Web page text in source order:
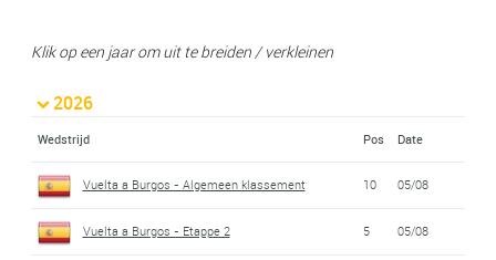
Klik op een jaar om uit te breiden / verkleinen
2026
Wedstrijd Pos Date
Vuelta a Burgos - Algemeen klassement 10 05/08
Vuelta a Burgos - Etappe 2 5 05/08